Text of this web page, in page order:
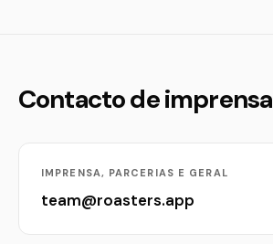
Contacto de imprensa
IMPRENSA, PARCERIAS E GERAL
team@roasters.app